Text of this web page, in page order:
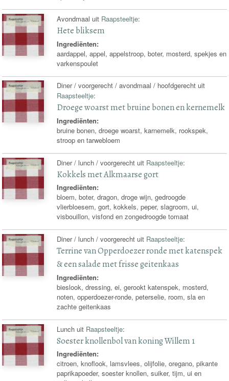
Avondmaal uit Raapsteeltje:
Hete bliksem
Ingrediënten:
aardappel, appel, appelstroop, boter, mosterd, spekjes en
varkenspoulet
Diner / voorgerecht / avondmaal / hoofdgerecht uit
Raapsteeltje:
Droege woarst met bruine bonen en kernemelk
Ingrediënten:
bruine bonen, droege woarst, karnemelk, rookspek,
stroop en tarwebloem
Diner / lunch / voorgerecht uit Raapsteeltje:
Kokkels met Alkmaarse gort
Ingrediënten:
bloem, boter, dragon, droge wijn, gedroogde
vlierbloesem, gort, kokkels, peper, slagroom, ui,
visbouillon, visfond en zongedroogde tomaat
Diner / lunch / voorgerecht uit Raapsteeltje:
Terrine van Opperdoezer ronde met katenspek
& een salade met frisse geitenkaas
Ingrediënten:
bieslook, dressing, ei, gerookt katenspek, mosterd,
noten, opperdoezer-ronde, peterselie, room, sla en
zachte geitenkaas
Lunch uit Raapsteeltje:
Soester knollenbol van koning Willem 1
Ingrediënten:
citroen, knoflook, lamsvlees, olijfolie, oregano, pikante
paprikapoeder, soester knollen, suiker, tijm, ui en